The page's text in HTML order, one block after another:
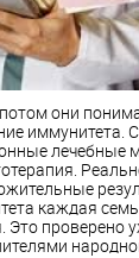
они
иммунитета.
лечебные
каждая
Это проверено